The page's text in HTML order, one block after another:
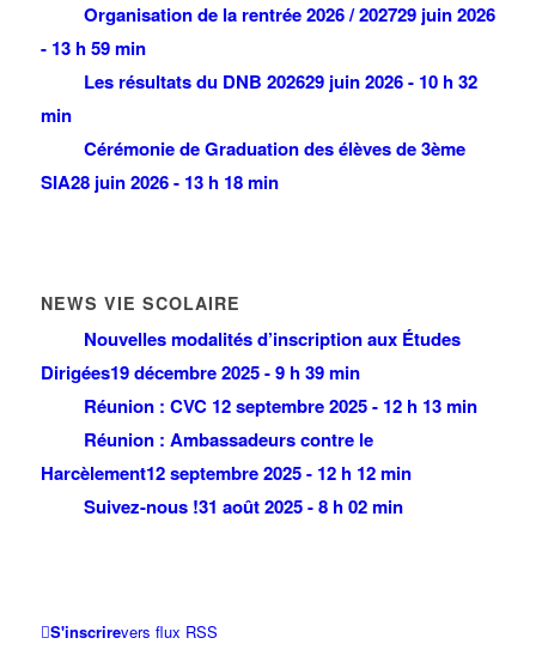
Organisation de la rentrée 2026 / 202729 juin 2026
- 13 h 59 min
Les résultats du DNB 202629 juin 2026 - 10 h 32
min
Cérémonie de Graduation des élèves de 3ème
SIA28 juin 2026 - 13 h 18 min
NEWS VIE SCOLAIRE
Nouvelles modalités d’inscription aux Études
Dirigées19 décembre 2025 - 9 h 39 min
Réunion : CVC 12 septembre 2025 - 12 h 13 min
Réunion : Ambassadeurs contre le
Harcèlement12 septembre 2025 - 12 h 12 min
Suivez-nous !31 août 2025 - 8 h 02 min
S'inscrirevers flux RSS